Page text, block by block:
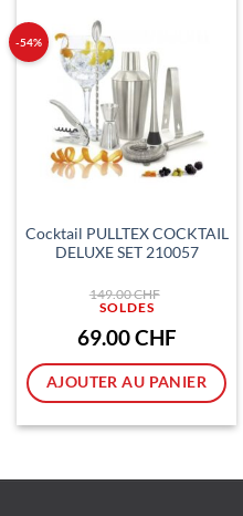
-54%
Cocktail PULLTEX COCKTAIL
DELUXE SET 210057
149.00CHF
était :
149.00 CHF.
69.00CHFLe
actuel
est :
69.00 CHF.
AJOUTER AU PANIER